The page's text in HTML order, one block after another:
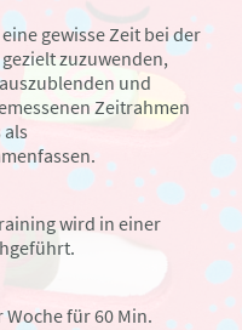
gewisse Zeit bei der
zuzuwenden,
und
Zeitrahmen
wird in einer
für 60 Min.